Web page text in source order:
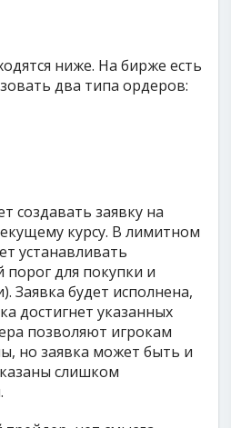
ниже. На бирже есть
два типа ордеров:
создавать заявку на
курсу. В лимитном
устанавливать
для покупки и
Заявка будет исполнена,
достигнет указанных
позволяют игрокам
но заявка может быть и
слишком